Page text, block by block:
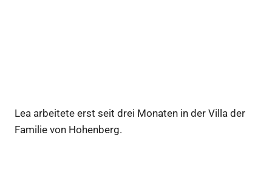
Lea arbeitete erst seit drei Monaten in der Villa der
Familie von Hohenberg.